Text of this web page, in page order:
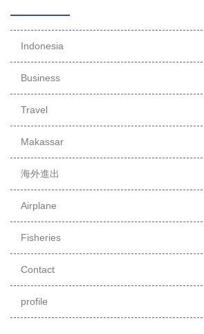
Indonesia
Business
Travel
Makassar
海外進出
Airplane
Fisheries
Contact
profile